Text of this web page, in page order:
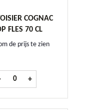
cl aantal
COGNAC
FLES 70 CL
de prijs te zien
Courvoisier Cognac VSOP fles
+